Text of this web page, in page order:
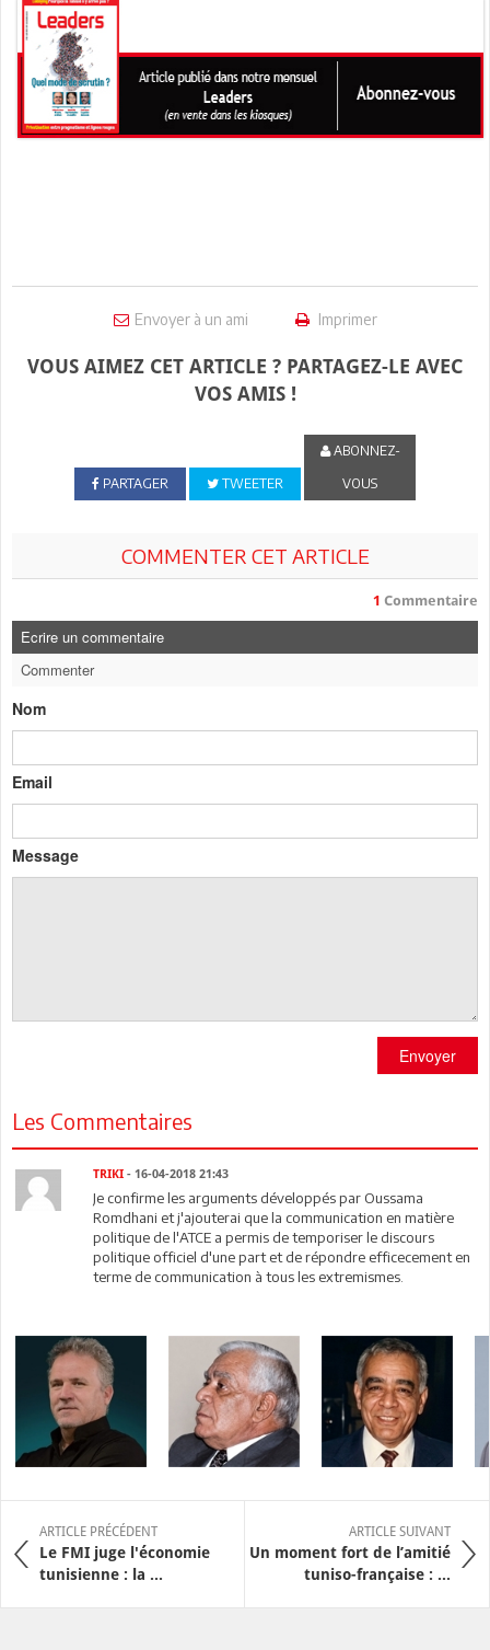
Envoyer à un ami Imprimer
VOUS AIMEZ CET ARTICLE ? PARTAGEZ-LE AVEC
VOS AMIS !
PARTAGER TWEETER
ABONNEZ-
VOUS
COMMENTER CET ARTICLE
1 Commentaire
Ecrire un commentaire
Commenter
Nom
Email
Message
Envoyer
Les Commentaires
TRIKI - 16-04-2018 21:43
Je confirme les arguments développés par Oussama
Romdhani et j'ajouterai que la communication en matière
politique de l'ATCE a permis de temporiser le discours
politique officiel d'une part et de répondre efficecement en
terme de communication à tous les extremismes.
ARTICLE PRÉCÉDENT
Le FMI juge l'économie
tunisienne : la ...
ARTICLE SUIVANT
Un moment fort de l’amitié
tuniso-française : ...